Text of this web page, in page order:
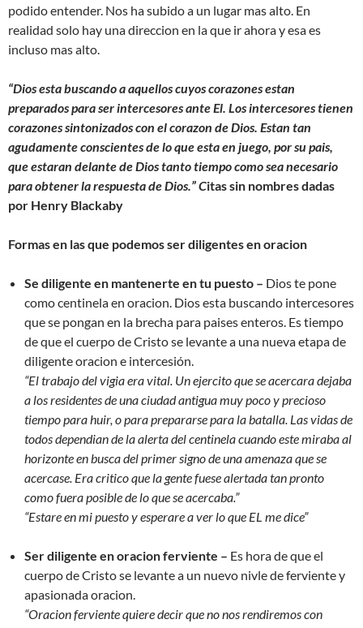
podido entender. Nos ha subido a un lugar mas alto. En
realidad solo hay una direccion en la que ir ahora y esa es
incluso mas alto.
“Dios esta buscando a aquellos cuyos corazones estan
preparados para ser intercesores ante El. Los intercesores tienen
corazones sintonizados con el corazon de Dios. Estan tan
agudamente conscientes de lo que esta en juego, por su pais,
que estaran delante de Dios tanto tiempo como sea necesario
para obtener la respuesta de Dios.” Citas sin nombres dadas
por Henry Blackaby
Formas en las que podemos ser diligentes en oracion
Se diligente en mantenerte en tu puesto – Dios te pone
como centinela en oracion. Dios esta buscando intercesores
que se pongan en la brecha para paises enteros. Es tiempo
de que el cuerpo de Cristo se levante a una nueva etapa de
diligente oracion e intercesión.
“El trabajo del vigia era vital. Un ejercito que se acercara dejaba
a los residentes de una ciudad antigua muy poco y precioso
tiempo para huir, o para prepararse para la batalla. Las vidas de
todos dependian de la alerta del centinela cuando este miraba al
horizonte en busca del primer signo de una amenaza que se
acercase. Era critico que la gente fuese alertada tan pronto
como fuera posible de lo que se acercaba.”
“Estare en mi puesto y esperare a ver lo que EL me dice”
Ser diligente en oracion ferviente – Es hora de que el
cuerpo de Cristo se levante a un nuevo nivle de ferviente y
apasionada oracion.
“Oracion ferviente quiere decir que no nos rendiremos con